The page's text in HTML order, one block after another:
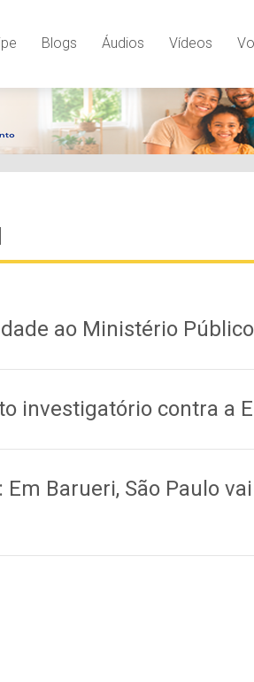
Blogs Áudios Vídeos
ao Ministério Público
investigatório contra a
Em Barueri, São Paulo